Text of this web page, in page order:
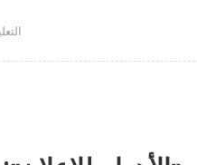
السياسيين